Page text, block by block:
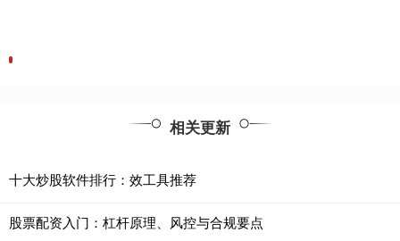
相关更新
十大炒股软件排行：效工具推荐
股票配资入门：杠杆原理、风控与合规要点